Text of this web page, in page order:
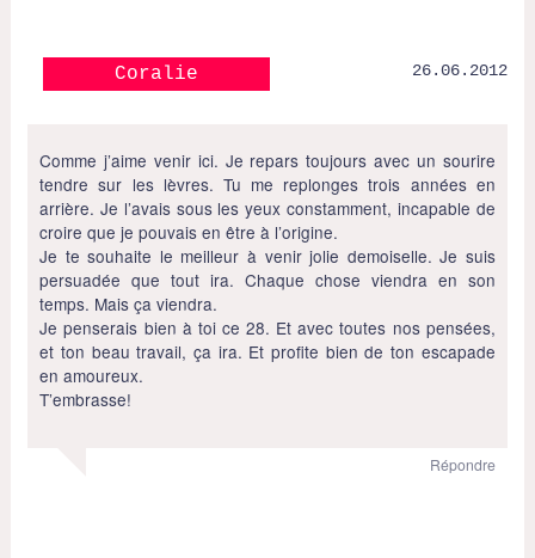
Coralie 26.06.2012
Comme j’aime venir ici. Je repars toujours avec un sourire
tendre sur les lèvres. Tu me replonges trois années en
arrière. Je l’avais sous les yeux constamment, incapable de
croire que je pouvais en être à l’origine.
Je te souhaite le meilleur à venir jolie demoiselle. Je suis
persuadée que tout ira. Chaque chose viendra en son
temps. Mais ça viendra.
Je penserais bien à toi ce 28. Et avec toutes nos pensées,
et ton beau travail, ça ira. Et profite bien de ton escapade
en amoureux.
T’embrasse!
Répondre